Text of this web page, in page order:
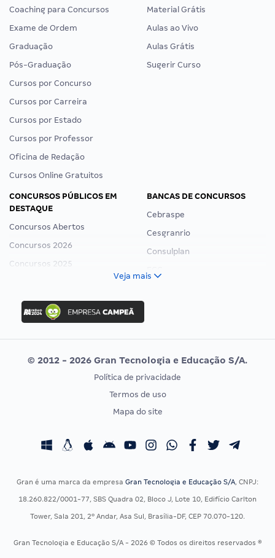
Coaching para Concursos
Exame de Ordem
Graduação
Pós-Graduação
Cursos por Concurso
Cursos por Carreira
Cursos por Estado
Cursos por Professor
Oficina de Redação
Cursos Online Gratuitos
Material Grátis
Aulas ao Vivo
Aulas Grátis
Sugerir Curso
CONCURSOS PÚBLICOS EM
DESTAQUE
Concursos Abertos
Concursos 2026
Concursos 2025
Concurso Ibama
Concurso MPU
Editais publicados
BANCAS DE CONCURSOS
Cebraspe
Cesgranrio
Consulplan
Vunesp
CONCURSOS POR PROFISSÃO
Concursos Fiscais
Concursos Saúde
Residência Multiprofissional
EXAME DE ORDEM
Calendário OAB
Veja mais
© 2012 - 2026 Gran Tecnologia e Educação S/A.
Política de privacidade
Termos de uso
Mapa do site
Gran é uma marca da empresa Gran Tecnologia e Educação S/A, CNPJ:
18.260.822/0001-77, SBS Quadra 02, Bloco J, Lote 10, Edifício Carlton
Tower, Sala 201, 2º Andar, Asa Sul, Brasília-DF, CEP 70.070-120.
Gran Tecnologia e Educação S/A - 2026 © Todos os direitos reservados ®